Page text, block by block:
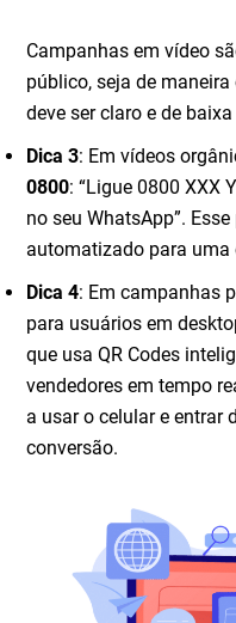
Campanhas em vídeo
público, seja de
deve ser claro e de
Dica 3: Em vídeos
0800: “Ligue 0800 XXX
no seu WhatsApp”.
automatizado para uma
Dica 4: Em campanhas
para usuários em
que usa QR Codes
vendedores em tempo
a usar o celular e entrar
conversão.